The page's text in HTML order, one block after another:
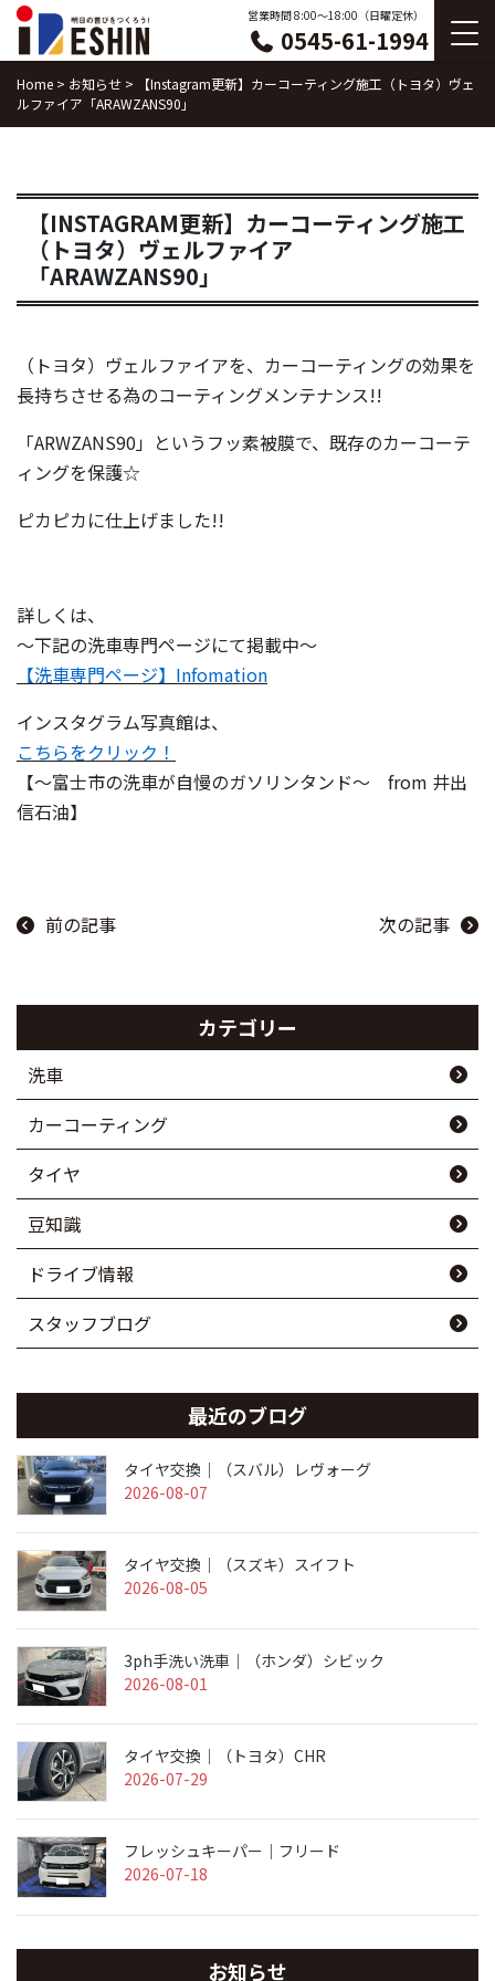
Skip
content
営業時間 8:00〜18:00（日曜定休）
0545-61-1994
Home > お知らせ >
【Instagram更新】カーコーティング施工（トヨタ）ヴェ
ルファイア「ARAWZANS90」
【INSTAGRAM更新】カーコーティング施工
（トヨタ）ヴェルファイア
「ARAWZANS90」
（トヨタ）ヴェルファイアを、カーコーティングの効果を
長持ちさせる為のコーティングメンテナンス!!
「ARWZANS90」というフッ素被膜で、既存のカーコーテ
ィングを保護☆
ピカピカに仕上げました!!
詳しくは、
～下記の洗車専門ページにて掲載中～
【洗車専門ページ】Infomation
インスタグラム写真館は、
こちらをクリック！
【～富士市の洗車が自慢のガソリンタンド～ from 井出
信石油】
前の記事 次の記事
カテゴリー
洗車
カーコーティング
タイヤ
豆知識
ドライブ情報
スタッフブログ
最近のブログ
タイヤ交換｜（スバル）レヴォーグ
2026-08-07
タイヤ交換｜（スズキ）スイフト
2026-08-05
3ph手洗い洗車｜（ホンダ）シビック
2026-08-01
タイヤ交換｜（トヨタ）CHR
2026-07-29
フレッシュキーパー｜フリード
2026-07-18
お知らせ